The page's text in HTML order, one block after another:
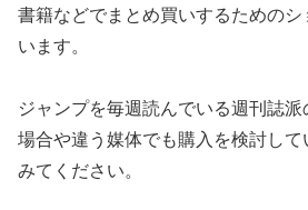
書籍などでまとめ買いするための
います。
ジャンプを毎週読んでいる週刊誌派
場合や違う媒体でも購入を検討し
みてください。